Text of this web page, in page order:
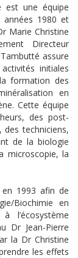
est une équipe
années 1980 et
Marie Christine
Directeur
assure
initiales
formation des
en
Cette équipe
des post-
techniciens,
de la biologie
microscopie, la
en 1993 afin de
Biochimie en
l’écosystème
Dr Jean-Pierre
la Dr Christine
les effets